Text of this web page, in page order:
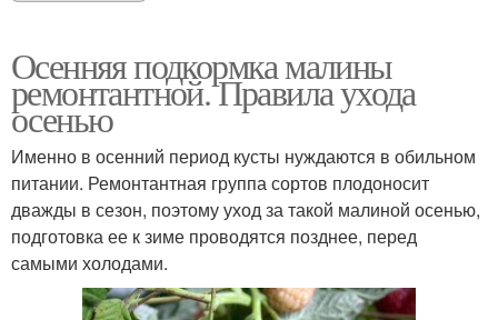
Осенняя подкормка малины
ремонтантной. Правила ухода
осенью
Именно в осенний период кусты нуждаются в обильном
питании. Ремонтантная группа сортов плодоносит
дважды в сезон, поэтому уход за такой малиной осенью,
подготовка ее к зиме проводятся позднее, перед
самыми холодами.